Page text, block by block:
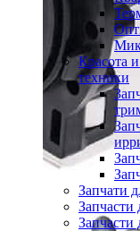
Красота
техники
Запчати
Запчасти
Запчасти